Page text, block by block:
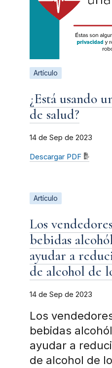
Artículo
¿Está usando
de salud?
14 de Sep de 2023
Descargar PDF
Artículo
Los
bebidas
ayudar a
de alcohol de
14 de Sep de 2023
Los
bebidas
ayudar a
de alcohol de